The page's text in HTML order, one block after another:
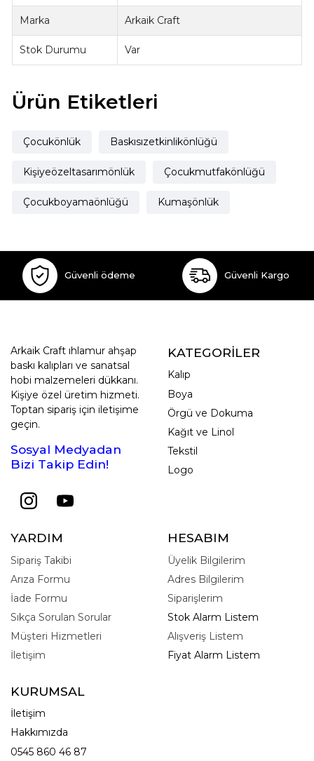
Marka Arkaik Craft
Stok Durumu Var
Ürün Etiketleri
Çocukönlük Baskısızetkinlikönlüğü
Kişiyeözeltasarımönlük Çocukmutfakönlüğü
Çocukboyamaönlüğü Kumaşönlük
Güvenli ödeme Güvenli Kargo
Arkaik Craft ıhlamur ahşap
baskı kalıpları ve sanatsal
hobi malzemeleri dükkanı.
Kişiye özel üretim hizmeti.
Toptan sipariş için iletişime
geçin.
Sosyal Medyadan
Bizi Takip Edin!
KATEGORİLER
Kalıp
Boya
Örgü ve Dokuma
Kağıt ve Linol
Tekstil
Logo
YARDIM
Sipariş Takibi
Arıza Formu
İade Formu
Sıkça Sorulan Sorular
Müşteri Hizmetleri
İletişim
HESABIM
Üyelik Bilgilerim
Adres Bilgilerim
Siparişlerim
Stok Alarm Listem
Alışveriş Listem
Fiyat Alarm Listem
KURUMSAL
İletişim
Hakkımızda
0545 860 46 87